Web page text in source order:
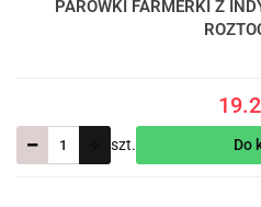
PARÓWKI FARMERKI Z
szt. Do